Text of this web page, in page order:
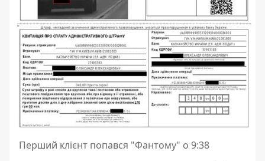
Перший клієнт попався "Фантому" о 9:38